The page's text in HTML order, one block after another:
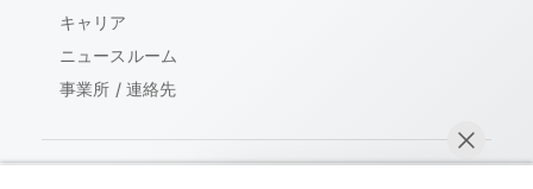
キャリア
ニュースルーム
事業所 / 連絡先